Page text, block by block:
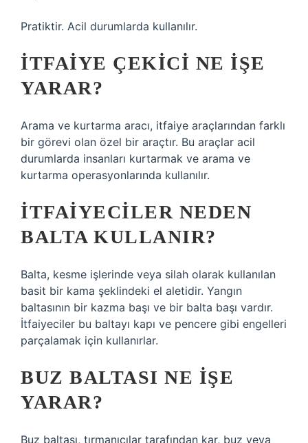
Pratiktir. Acil durumlarda kullanılır.
İTFAIYE ÇEKICI NE IŞE
YARAR?
Arama ve kurtarma aracı, itfaiye araçlarından farklı
bir görevi olan özel bir araçtır. Bu araçlar acil
durumlarda insanları kurtarmak ve arama ve
kurtarma operasyonlarında kullanılır.
İTFAIYECILER NEDEN
BALTA KULLANIR?
Balta, kesme işlerinde veya silah olarak kullanılan
basit bir kama şeklindeki el aletidir. Yangın
baltasının bir kazma başı ve bir balta başı vardır.
İtfaiyeciler bu baltayı kapı ve pencere gibi engelleri
parçalamak için kullanırlar.
BUZ BALTASI NE IŞE
YARAR?
Buz baltası, tırmanıcılar tarafından kar, buz veya